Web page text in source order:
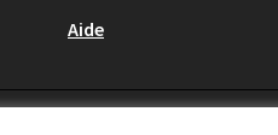
Aide